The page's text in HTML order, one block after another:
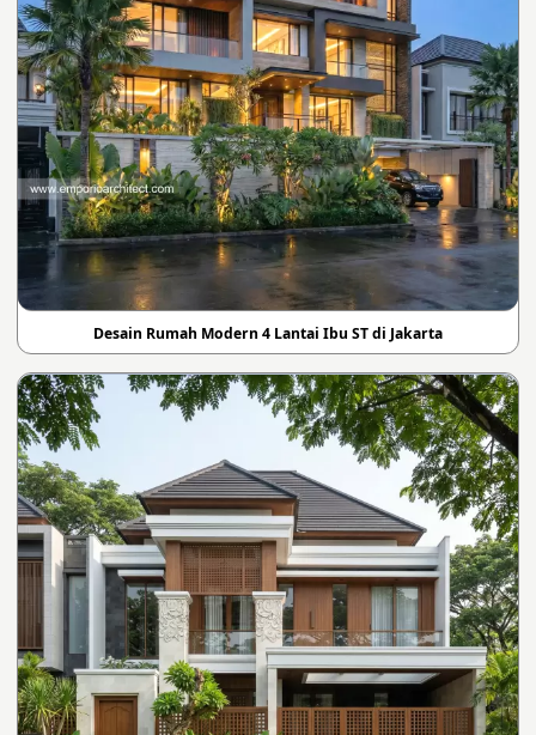
Desain Rumah Modern 4 Lantai Ibu ST di Jakarta